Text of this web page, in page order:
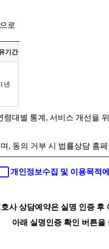
로
기간
1년
대별 통계, 서비스 개선을
, 동의 거부 시 법률상담 홈
개인정보수집 및 이용목적
사 상담예약은 실명 인증 후
아래 실명인증 확인 버튼을